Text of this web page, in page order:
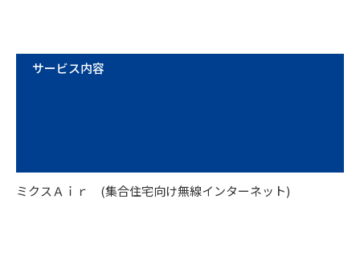
サービス内容
ミクスＡｉｒ (集合住宅向け無線インターネット)